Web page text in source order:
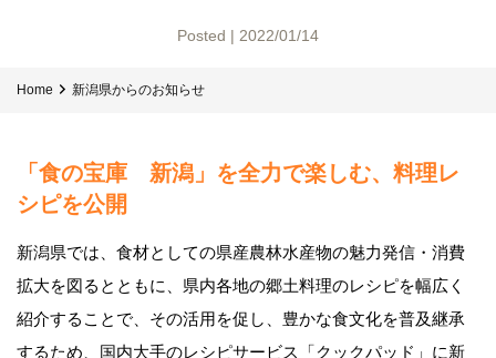
Posted | 2022/01/14
Home 新潟県からのお知らせ
「食の宝庫 新潟」を全力で楽しむ、料理レ
シピを公開
新潟県では、食材としての県産農林水産物の魅力発信・消費
拡大を図るとともに、県内各地の郷土料理のレシピを幅広く
紹介することで、その活用を促し、豊かな食文化を普及継承
するため、国内大手のレシピサービス「クックパッド」に新